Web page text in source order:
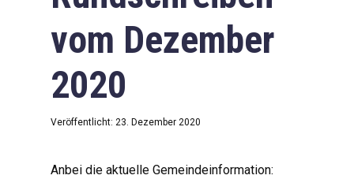
vom Dezember
2020
Veröffentlicht: 23. Dezember 2020
Anbei die aktuelle Gemeindeinformation: